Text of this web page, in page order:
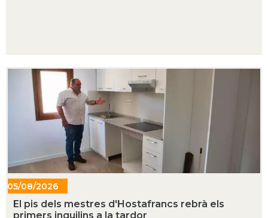
05/08/2026
- 20:43
El pis dels mestres d'Hostafrancs rebrà els
primers inquilins a la tardor